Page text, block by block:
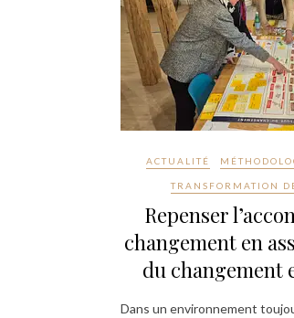
ACTUALITÉ
TRANSFORMATION
Repenser
changement en
du changement
Dans un environnement